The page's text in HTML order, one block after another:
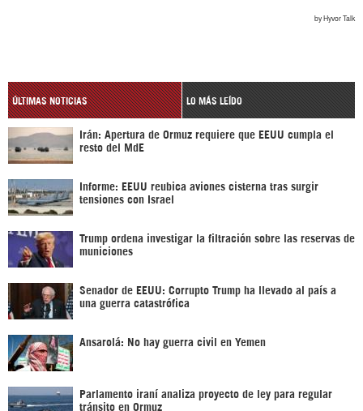
ÚLTIMAS NOTICIAS LO MÁS LEÍDO
Irán: Apertura de Ormuz requiere que EEUU cumpla el
resto del MdE
Informe: EEUU reubica aviones cisterna tras surgir
tensiones con Israel
Trump ordena investigar la filtración sobre las reservas de
municiones
Senador de EEUU: Corrupto Trump ha llevado al país a
una guerra catastrófica
Ansarolá: No hay guerra civil en Yemen
Parlamento iraní analiza proyecto de ley para regular
tránsito en Ormuz